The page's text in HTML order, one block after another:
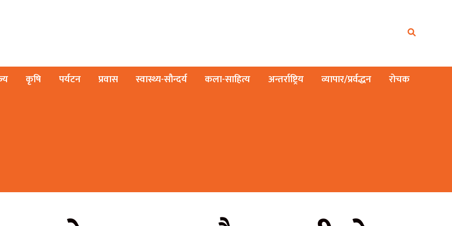
कृषि पर्यटन प्रवास स्वास्थ्य-सौन्दर्य कला-साहित्य अन्तर्राष्ट्रिय व्यापार/प्रर्वद्धन रोचक